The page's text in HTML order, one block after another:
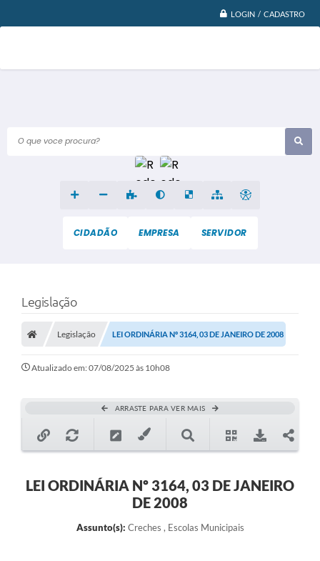
LOGIN / CADASTRO
O que voce procura?
CIDADÃO EMPRESA SERVIDOR
Legislação
Legislação LEI ORDINÁRIA Nº 3164, 03 DE JANEIRO DE 2008
Atualizado em: 07/08/2025 às 10h08
ARRASTE PARA VER MAIS
LEI ORDINÁRIA Nº 3164, 03 DE JANEIRO
DE 2008
Assunto(s): Creches , Escolas Municipais